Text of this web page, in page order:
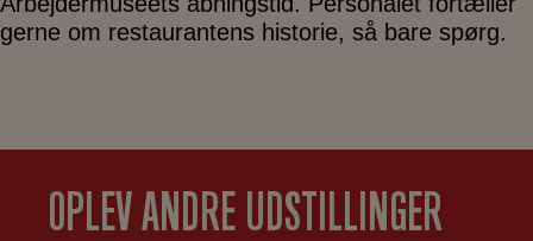
gerne om restaurantens historie, så bare spørg.
OPLEV ANDRE UDSTILLINGER